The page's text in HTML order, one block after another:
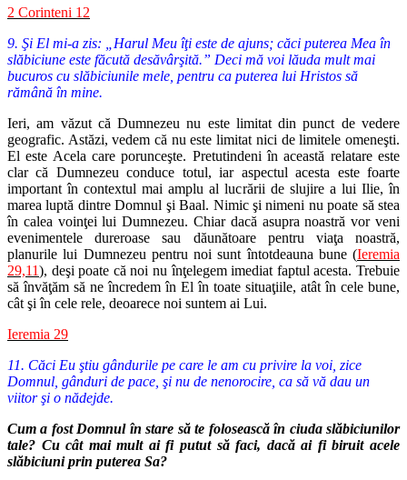
2 Corinteni 12
9. Şi El mi-a zis: „Harul Meu îţi este de ajuns; căci puterea Mea în
slăbiciune este făcută desăvârşită.” Deci mă voi lăuda mult mai
bucuros cu slăbiciunile mele, pentru ca puterea lui Hristos să
rămână în mine.
Ieri, am văzut că Dumnezeu nu este limitat din punct de vedere
geografic. Astăzi, vedem că nu este limitat nici de limitele omeneşti.
El este Acela care porunceşte. Pretutindeni în această relatare este
clar că Dumnezeu conduce totul, iar aspectul acesta este foarte
important în contextul mai amplu al lucrării de slujire a lui Ilie, în
marea luptă dintre Domnul şi Baal. Nimic şi nimeni nu poate să stea
în calea voinţei lui Dumnezeu. Chiar dacă asupra noastră vor veni
evenimentele dureroase sau dăunătoare pentru viaţa noastră,
planurile lui Dumnezeu pentru noi sunt întotdeauna bune (Ieremia
29,11), deşi poate că noi nu înţelegem imediat faptul acesta. Trebuie
să învăţăm să ne încredem în El în toate situaţiile, atât în cele bune,
cât şi în cele rele, deoarece noi suntem ai Lui.
Ieremia 29
11. Căci Eu ştiu gândurile pe care le am cu privire la voi, zice
Domnul, gânduri de pace, şi nu de nenorocire, ca să vă dau un
viitor şi o nădejde.
Cum a fost Domnul în stare să te folosească în ciuda slăbiciunilor
tale? Cu cât mai mult ai fi putut să faci, dacă ai fi biruit acele
slăbiciuni prin puterea Sa?